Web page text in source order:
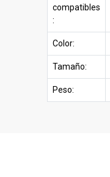
compatibles
:
Color:
Tamaño:
Peso: